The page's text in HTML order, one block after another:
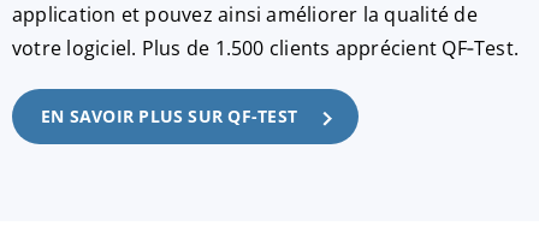
application et pouvez ainsi améliorer la qualité de
votre logiciel. Plus de 1.500 clients apprécient QF‑Test.
EN SAVOIR PLUS SUR QF-TEST